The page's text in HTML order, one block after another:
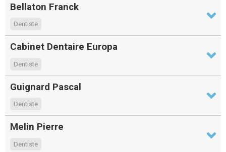
Bellaton Franck
Dentiste
Cabinet Dentaire Europa
Dentiste
Guignard Pascal
Dentiste
Melin Pierre
Dentiste